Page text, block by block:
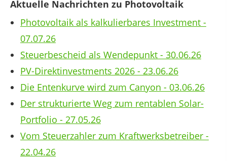
Aktuelle Nachrichten zu Photovoltaik
Photovoltaik als kalkulierbares Investment -
07.07.26
Steuerbescheid als Wendepunkt - 30.06.26
PV-Direktinvestments 2026 - 23.06.26
Die Entenkurve wird zum Canyon - 03.06.26
Der strukturierte Weg zum rentablen Solar-
Portfolio - 27.05.26
Vom Steuerzahler zum Kraftwerksbetreiber -
22.04.26